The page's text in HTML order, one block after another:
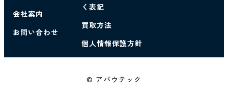
会社案内
お問い合わせ
く表記
買取方法
個人情報保護方針
© アバウテック